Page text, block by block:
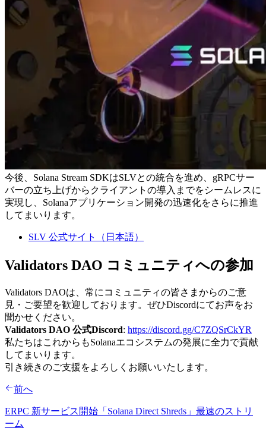
今後、Solana Stream SDKはSLVとの統合を進め、gRPCサー
バーの立ち上げからクライアントの導入までをシームレスに
実現し、Solanaアプリケーション開発の迅速化をさらに推進
してまいります。
SLV 公式サイト（日本語）
Validators DAO コミュニティへの参加
Validators DAOは、常にコミュニティの皆さまからのご意
見・ご要望を歓迎しております。ぜひDiscordにてお声をお
聞かせください。
Validators DAO 公式Discord: https://discord.gg/C7ZQSrCkYR
私たちはこれからもSolanaエコシステムの発展に全力で貢献
してまいります。
引き続きのご支援をよろしくお願いいたします。
前へ
ERPC 新サービス開始「Solana Direct Shreds」最速のストリ
ーム